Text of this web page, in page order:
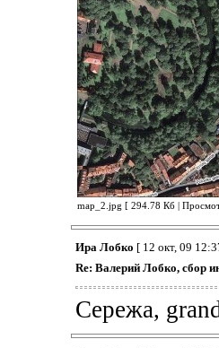
map_2.jpg [ 294.78 Кб |
Ира Лобко [ 12 окт, 09
Re: Валерий Лобко, сбор
Сережа,